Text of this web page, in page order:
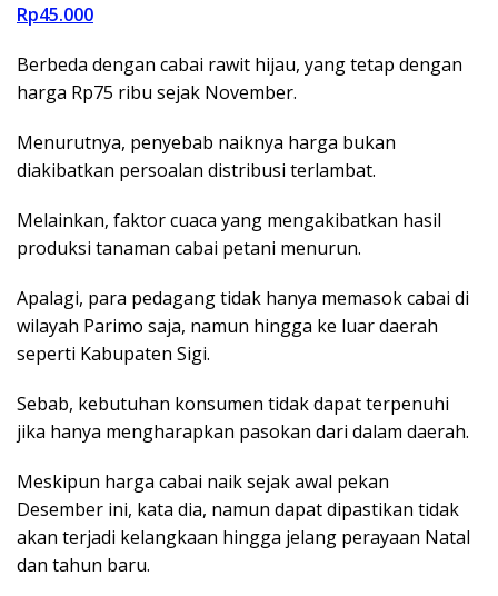
Rp45.000
Berbeda dengan cabai rawit hijau, yang tetap dengan
harga Rp75 ribu sejak November.
Menurutnya, penyebab naiknya harga bukan
diakibatkan persoalan distribusi terlambat.
Melainkan, faktor cuaca yang mengakibatkan hasil
produksi tanaman cabai petani menurun.
Apalagi, para pedagang tidak hanya memasok cabai di
wilayah Parimo saja, namun hingga ke luar daerah
seperti Kabupaten Sigi.
Sebab, kebutuhan konsumen tidak dapat terpenuhi
jika hanya mengharapkan pasokan dari dalam daerah.
Meskipun harga cabai naik sejak awal pekan
Desember ini, kata dia, namun dapat dipastikan tidak
akan terjadi kelangkaan hingga jelang perayaan Natal
dan tahun baru.